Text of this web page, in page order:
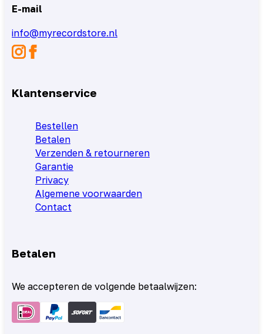
E-mail
info@myrecordstore.nl
Klantenservice
Bestellen
Betalen
Verzenden & retourneren
Garantie
Privacy
Algemene voorwaarden
Contact
Betalen
We accepteren de volgende betaalwijzen: